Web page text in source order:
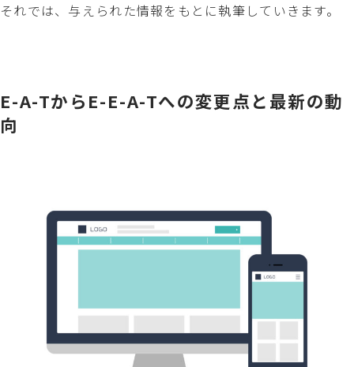
それでは、与えられた情報をもとに執筆していきます。
E-A-TからE-E-A-Tへの変更点と最新の動
向